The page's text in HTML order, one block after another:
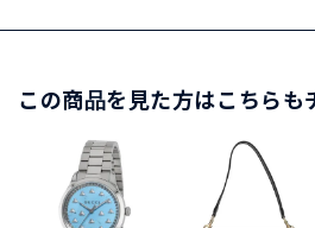
この商品を見た方はこちらも